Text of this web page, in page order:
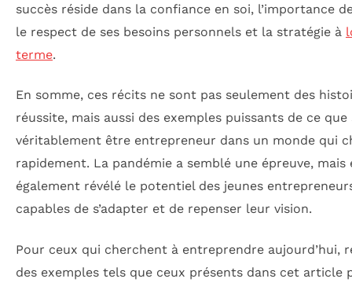
succès réside dans la confiance en soi, l’importance
le respect de ses besoins personnels et la stratégie à
terme.
En somme, ces récits ne sont pas seulement des
réussite, mais aussi des exemples puissants de ce que
véritablement être entrepreneur dans un monde qui
rapidement. La pandémie a semblé une épreuve, mais
également révélé le potentiel des jeunes
capables de s’adapter et de repenser leur vision.
Pour ceux qui cherchent à entreprendre aujourd’hui,
des exemples tels que ceux présents dans cet article